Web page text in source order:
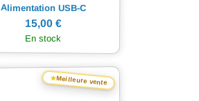
Alimentation USB-C
15,00 €
En stock
★Meilleure vente